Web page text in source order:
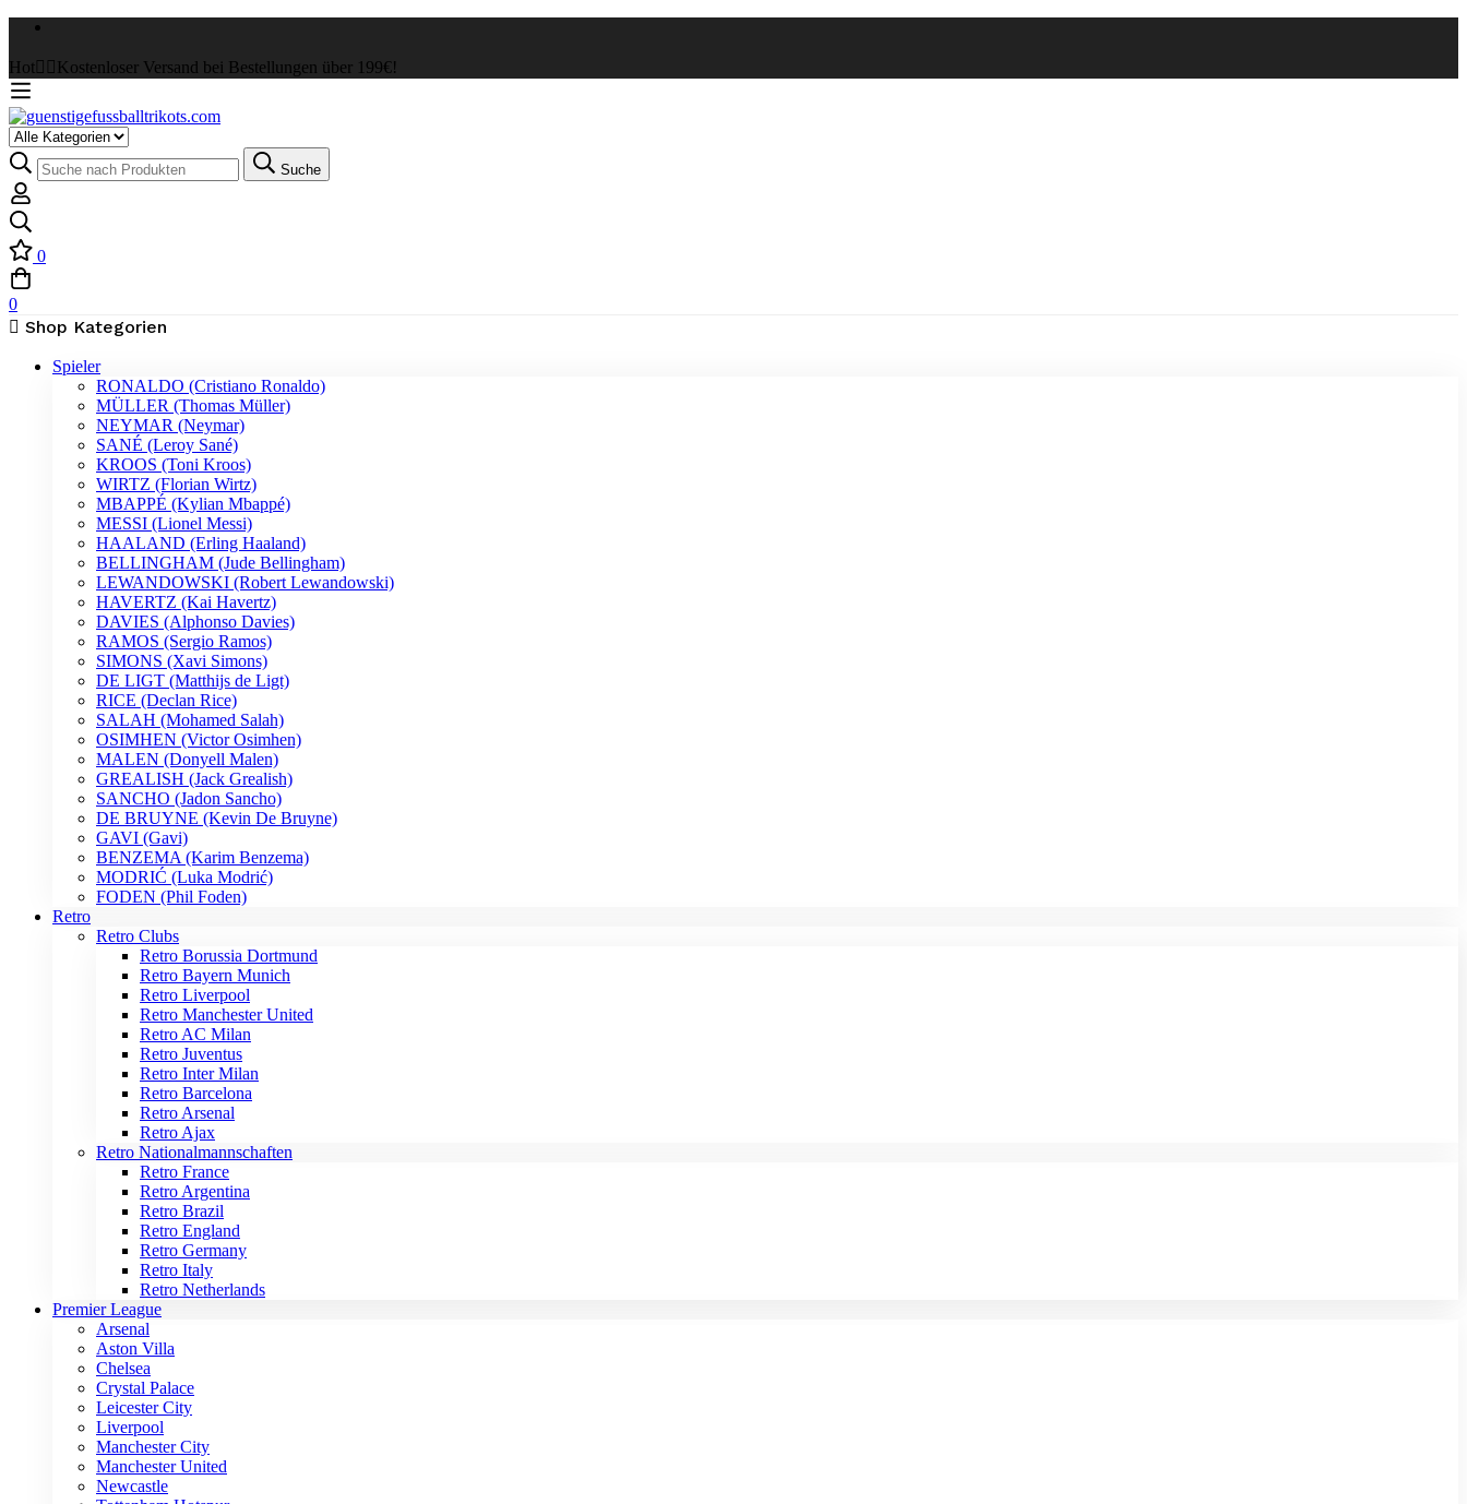
Hot ✌🏼Kostenloser Versand bei Bestellungen über 199€!
Select
a
Category
Suche
nach:
Suche
0
0
Shop Kategorien
Spieler
RONALDO (Cristiano Ronaldo)
MÜLLER (Thomas Müller)
NEYMAR (Neymar)
SANÉ (Leroy Sané)
KROOS (Toni Kroos)
WIRTZ (Florian Wirtz)
MBAPPÉ (Kylian Mbappé)
MESSI (Lionel Messi)
HAALAND (Erling Haaland)
BELLINGHAM (Jude Bellingham)
LEWANDOWSKI (Robert Lewandowski)
HAVERTZ (Kai Havertz)
DAVIES (Alphonso Davies)
RAMOS (Sergio Ramos)
SIMONS (Xavi Simons)
DE LIGT (Matthijs de Ligt)
RICE (Declan Rice)
SALAH (Mohamed Salah)
OSIMHEN (Victor Osimhen)
MALEN (Donyell Malen)
GREALISH (Jack Grealish)
SANCHO (Jadon Sancho)
DE BRUYNE (Kevin De Bruyne)
GAVI (Gavi)
BENZEMA (Karim Benzema)
MODRIĆ (Luka Modrić)
FODEN (Phil Foden)
Retro
Retro Clubs
Retro Borussia Dortmund
Retro Bayern Munich
Retro Liverpool
Retro Manchester United
Retro AC Milan
Retro Juventus
Retro Inter Milan
Retro Barcelona
Retro Arsenal
Retro Ajax
Retro Nationalmannschaften
Retro France
Retro Argentina
Retro Brazil
Retro England
Retro Germany
Retro Italy
Retro Netherlands
Premier League
Arsenal
Aston Villa
Chelsea
Crystal Palace
Leicester City
Liverpool
Manchester City
Manchester United
Newcastle